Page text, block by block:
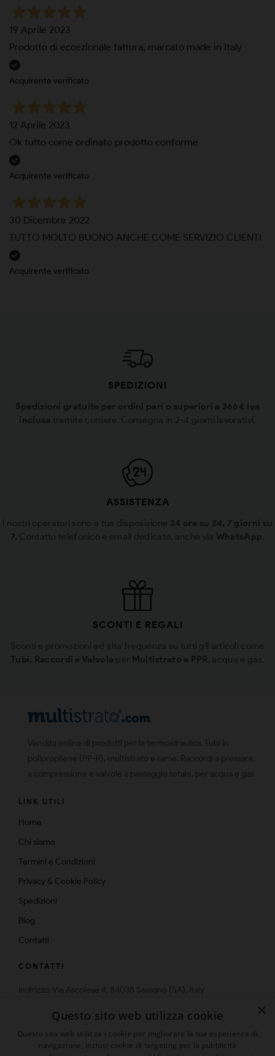
19 Aprile 2023
Prodotto di eccezionale fattura, marcato made in Italy
Acquirente verificato
12 Aprile 2023
Ok tutto come ordinato prodotto conforme
Acquirente verificato
30 Dicembre 2022
TUTTO MOLTO BUONO ANCHE COME SERVIZIO CLIENTI
Acquirente verificato
SPEDIZIONI
Spedizioni gratuite per ordini pari o superiori a 366€ iva
inclusa tramite corriere. Consegna in 2-4 giorni lavorativi.
ASSISTENZA
I nostri operatori sono a tua disposizione 24 ore su 24, 7 giorni su
7. Contatto telefonico e email dedicato, anche via WhatsApp
SCONTI E REGALI
Sconti e promozioni ad alta frequenza su tutti gli articoli come
Tubi, Raccordi e Valvole per Multistrato e PPR , acqua e gas.
LINK UTILI
Home
Chi siamo
Termini e Condizioni
Privacy & Cookie Policy
Spedizioni
Blog
Contatti
CONTATTI
Email: info@multistrato.com
Presenta un "Amico" ed ottieni
×
Questo sito web utilizza cookie
Questo sito web utilizza i cookie per migliorare la tua esperienza di
navigazione, inclusi cookie di targeting per la pubblicità